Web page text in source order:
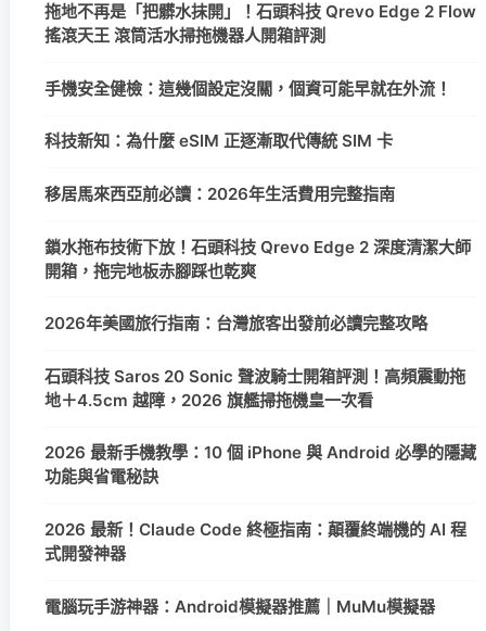
拖地不再是「把髒水抹開」！石頭科技 Qrevo Edge 2 Flow
搖滾天王 滾筒活水掃拖機器人開箱評測
手機安全健檢：這幾個設定沒關，個資可能早就在外流！
科技新知：為什麼 eSIM 正逐漸取代傳統 SIM 卡
移居馬來西亞前必讀：2026年生活費用完整指南
鎖水拖布技術下放！石頭科技 Qrevo Edge 2 深度清潔大師
開箱，拖完地板赤腳踩也乾爽
2026年美國旅行指南：台灣旅客出發前必讀完整攻略
石頭科技 Saros 20 Sonic 聲波騎士開箱評測！高頻震動拖
地＋4.5cm 越障，2026 旗艦掃拖機皇一次看
2026 最新手機教學：10 個 iPhone 與 Android 必學的隱藏
功能與省電秘訣
2026 最新！Claude Code 終極指南：顛覆終端機的 AI 程
式開發神器
電腦玩手游神器：Android模擬器推薦｜MuMu模擬器